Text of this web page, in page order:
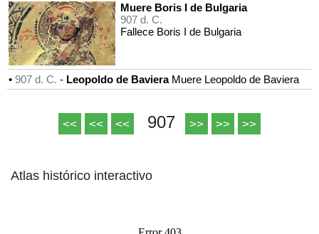
Muere Boris I de Bulgaria
907 d. C.
Fallece Boris I de Bulgaria
• 907 d. C. - Leopoldo de BavieraMuere Leopoldo de Baviera
<< << << 907 >> >> >>
Atlas histórico interactivo